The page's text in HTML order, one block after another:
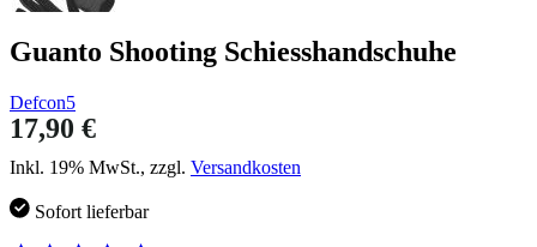
Guanto Shooting Schiesshandschuhe
Defcon5
17,90 €
Inkl. 19% MwSt., zzgl. Versandkosten
Sofort lieferbar